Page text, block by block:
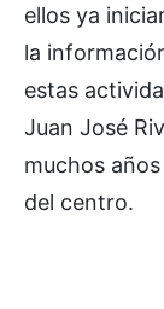
ellos ya
la
estas
Juan José
muchos
del centro.